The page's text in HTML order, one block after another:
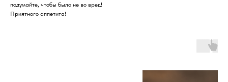
подумайте, чтобы было не во вред!
Приятного аппетита!